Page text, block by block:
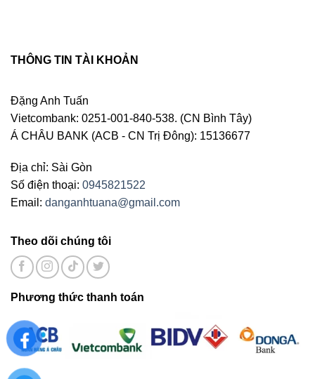
THÔNG TIN TÀI KHOẢN
Đặng Anh Tuấn
Vietcombank: 0251-001-840-538. (CN Bình Tây)
Á CHÂU BANK (ACB - CN Trị Đông): 15136677
Địa chỉ: Sài Gòn
Số điện thoại: 0945821522
Email: danganhtuana@gmail.com
Theo dõi chúng tôi
Phương thức thanh toán